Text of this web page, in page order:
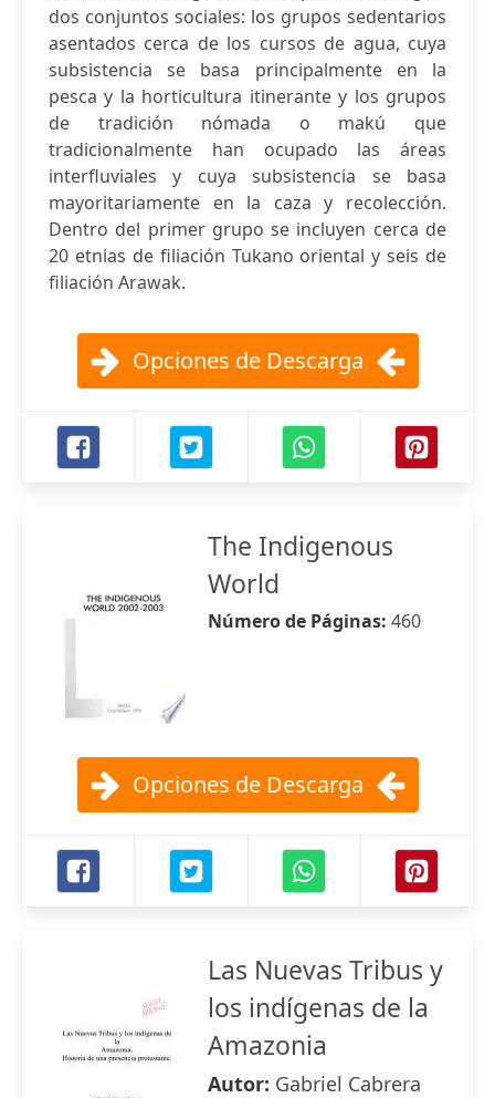
dos conjuntos sociales: los grupos sedentarios
asentados cerca de los cursos de agua, cuya
subsistencia se basa principalmente en la
pesca y la horticultura itinerante y los grupos
de tradición nómada o makú que
tradicionalmente han ocupado las áreas
interfluviales y cuya subsistencia se basa
mayoritariamente en la caza y recolección.
Dentro del primer grupo se incluyen cerca de
20 etnias de filiación Tukano oriental y seis de
filiación Arawak.
Opciones de Descarga
The Indigenous
World
Número de Páginas: 460
Opciones de Descarga
Las Nuevas Tribus y
los indígenas de la
Amazonia
Autor: Gabriel Cabrera